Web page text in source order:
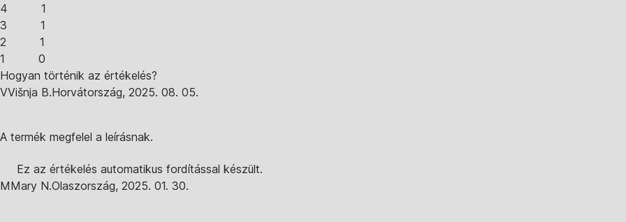
4
1
3
1
2
1
1
0
Hogyan történik az értékelés?
VVišnja B.Horvátország, 2025. 08. 05.
A termék megfelel a leírásnak.
Ez az értékelés automatikus fordítással készült.
MMary N.Olaszország, 2025. 01. 30.